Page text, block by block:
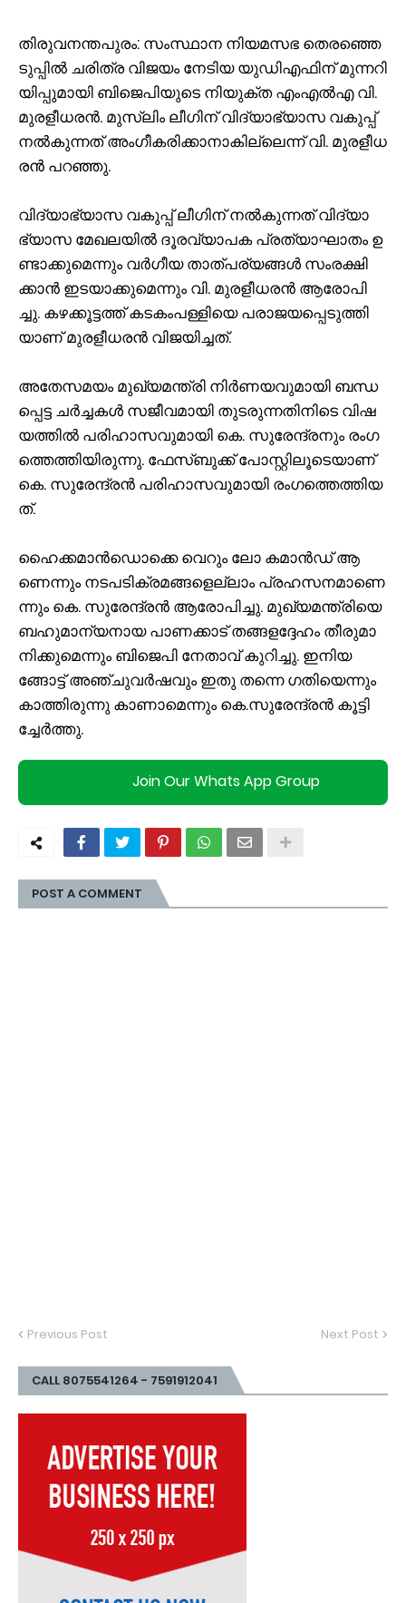
തി​രു​വ​ന​ന്ത​പു​രം: സം​സ്ഥാ​ന നി​യ​മ​സ​ഭ തെ​ര​ഞ്ഞെ​
ടു​പ്പി​ൽ ച​രി​ത്ര വി​ജ​യം നേ​ടി​യ യു​ഡി​എ​ഫി​ന് മു​ന്ന​റി​
യി​പ്പു​മാ​യി ബി​ജെ​പി​യു​ടെ നി​യു​ക്ത എം​എ​ൽ​എ വി. ​
മു​ര​ളീ​ധ​ര​ൻ. മു​സ്‌​ലിം ലീ​ഗി​ന് വി​ദ്യാ​ഭ്യാ​സ വ​കു​പ്പ്
ന​ൽ​കു​ന്ന​ത് അം​ഗീ​ക​രി​ക്കാ​നാ​കി​ല്ലെ​ന്ന് വി. ​മു​ര​ളീ​ധ​
ര​ൻ പ​റ​ഞ്ഞു.
വി​ദ്യാ​ഭ്യാ​സ വ​കു​പ്പ് ലീ​ഗി​ന് ന​ൽ​കു​ന്ന​ത് വി​ദ്യാ​
ഭ്യാ​സ മേ​ഖ​ല​യി​ൽ ദൂ​ര​വ്യാ​പ​ക പ്ര​ത്യാ​ഘാ​തം ഉ​
ണ്ടാ​ക്കു​മെ​ന്നും വ​ർ​ഗീ​യ താ​ത്പ​ര്യ​ങ്ങ​ൾ സം​ര​ക്ഷി​
ക്കാ​ൻ ഇ​ട​യാ​ക്കു​മെ​ന്നും വി. ​മു​ര​ളീ​ധ​ര​ൻ ആ​രോ​പി​
ച്ചു. ക​ഴ​ക്കൂ​ട്ട​ത്ത് ക​ട​കം​പ​ള്ളി​യെ പ​രാ​ജ​യ​പ്പെ​ടു​ത്തി​
യാ​ണ് മു​ര​ളീ​ധ​ര​ൻ വി​ജ​യി​ച്ച​ത്.
അ​തേ​സ​മ​യം മു​ഖ്യ​മ​ന്ത്രി നി​ർ​ണ​യ​വു​മാ​യി ബ​ന്ധ​
പ്പെ​ട്ട ച​ർ​ച്ച​ക​ൾ സ​ജീ​വ​മാ​യി തു​ട​രു​ന്ന​തി​നി​ടെ വി​ഷ​
യ​ത്തി​ൽ പ​രി​ഹാ​സ​വു​മാ​യി കെ. ​സു​രേ​ന്ദ്ര​നും രം​ഗ​
ത്തെ​ത്തി​യി​രു​ന്നു. ഫേ​സ്ബു​ക്ക് പോ​സ്റ്റി​ലൂ​ടെ​യാ​ണ്
കെ. ​സു​രേ​ന്ദ്ര​ൻ പ​രി​ഹാ​സ​വു​മാ​യി രം​ഗ​ത്തെ​ത്തി​യ​
ത്.
ഹൈ​ക്ക​മാ​ൻ​ഡൊ​ക്കെ വെ​റും ലോ ​ക​മാ​ൻ​ഡ് ആ​
ണെ​ന്നും ന​ട​പ​ടി​ക്ര​മ​ങ്ങ​ളെ​ല്ലാം പ്ര​ഹ​സ​ന​മാ​ണെ​
ന്നും കെ. ​സു​രേ​ന്ദ്ര​ൻ ആ​രോ​പി​ച്ചു. മു​ഖ്യ​മ​ന്ത്രി​യെ
ബ​ഹു​മാ​ന്യ​നാ​യ പാ​ണ​ക്കാ​ട് ത​ങ്ങ​ള​ദ്ദേ​ഹം തീ​രു​മാ​
നി​ക്കു​മെ​ന്നും ബി​ജെ​പി നേ​താ​വ് കു​റി​ച്ചു. ഇ​നി​യ​
ങ്ങോ​ട്ട് അ​ഞ്ചു​വ​ർ​ഷ​വും ഇ​തു ത​ന്നെ ഗ​തി​യെ​ന്നും
കാ​ത്തി​രു​ന്നു കാ​ണാ​മെ​ന്നും കെ.​സു​രേ​ന്ദ്ര​ൻ കൂ​ട്ടി​
ച്ചേ​ർ​ത്തു.
Join Our Whats App Group
POST A COMMENT
Previous Post Next Post
CALL 8075541264 - 7591912041